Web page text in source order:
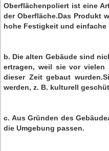
Oberflächenpoliert ist eine
der Oberfläche.Das Produkt
hohe Festigkeit und einfache
b. Die alten Gebäude sind
ertragen, weil sie vor vielen
dieser Zeit gebaut
werden, z. B. kulturell
c. Aus Gründen des
die Umgebung passen.